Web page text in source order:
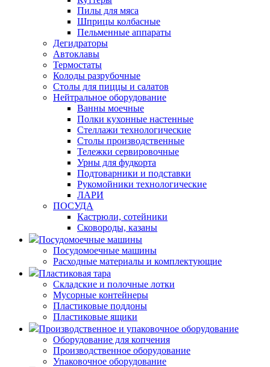
Пилы для мяса
Шприцы колбасные
Пельменные аппараты
Дегидраторы
Автоклавы
Термостаты
Колоды разрубочные
Столы для пиццы и салатов
Нейтральное оборудование
Ванны моечные
Полки кухонные настенные
Стеллажи технологические
Столы производственные
Тележки сервировочные
Урны для фудкорта
Подтоварники и подставки
Рукомойники технологические
ЛАРИ
ПОСУДА
Кастрюли, сотейники
Сковороды, казаны
Посудомоечные машины
Посудомоечные машины
Расходные материалы и комплектующие
Пластиковая тара
Складские и полочные лотки
Мусорные контейнеры
Пластиковые поддоны
Пластиковые ящики
Производственное и упаковочное оборудование
Оборудование для копчения
Производственное оборудование
Упаковочное оборудование